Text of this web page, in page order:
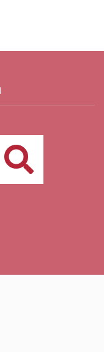
Buscar